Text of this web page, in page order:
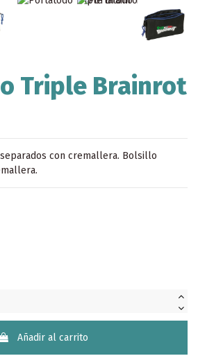
Triple Brainrot
con cremallera. Bolsillo
Añadir al carrito